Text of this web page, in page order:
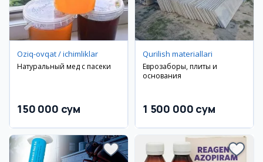
Oziq-ovqat / ichimliklar
Натуральный мед с пасеки
150 000 сум
Qurilish materiallari
Еврозаборы, плиты и
основания
1 500 000 сум